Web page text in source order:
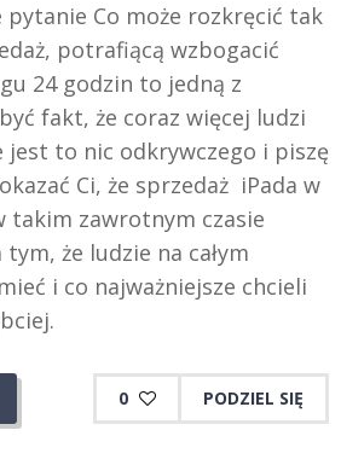
pytanie Co może rozkręcić tak
potrafiącą wzbogacić
24 godzin to jedną z
fakt, że coraz więcej ludzi
jest to nic odkrywczego i piszę
Ci, że sprzedaż iPada w
takim zawrotnym czasie
że ludzie na całym
i co najważniejsze chcieli
0 PODZIEL SIĘ